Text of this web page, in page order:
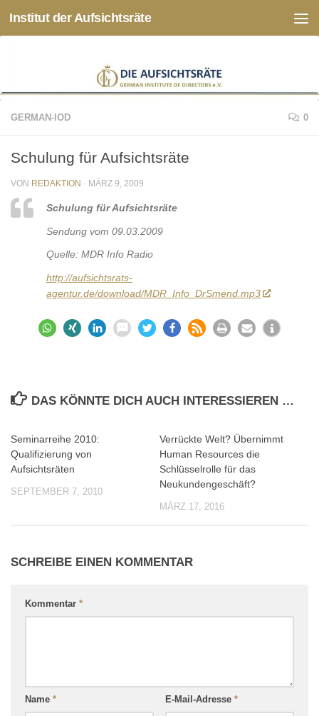
Zum Inhalt springen
Institut der Aufsichtsräte
GERMAN-IOD 0
Schulung für Aufsichtsräte
VON REDAKTION · MÄRZ 9, 2009
Schulung für Aufsichtsräte
Sendung vom 09.03.2009
Quelle: MDR Info Radio
http://aufsichtsrats-
agentur.de/download/MDR_Info_DrSmend.mp3
DAS KÖNNTE DICH AUCH INTERESSIEREN …
Seminarreihe 2010:
Qualifizierung von
Aufsichtsräten
SEPTEMBER 7, 2010
Verrückte Welt? Übernimmt
Human Resources die
Schlüsselrolle für das
Neukundengeschäft?
MÄRZ 17, 2016
SCHREIBE EINEN KOMMENTAR
Kommentar *
Name * E-Mail-Adresse *